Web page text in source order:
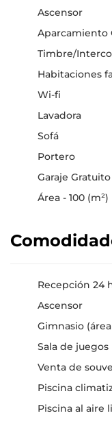
Ascensor
Aparcamiento
Timbre/
Habitaciones
Wi-fi
Lavadora
Sofá
Portero
Garaje Gratuito
Área - 100 (m²)
Recepción 24
Ascensor
Gimnasio
Sala de juegos
Venta de
Piscina
Piscina al aire